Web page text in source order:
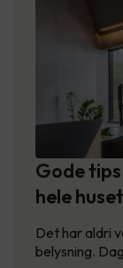
Gode
hele huset
Det har aldri
belysning.